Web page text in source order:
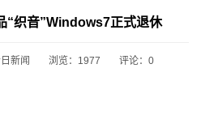
“织音”Windows7正式退休
新闻 浏览：1977 评论：0